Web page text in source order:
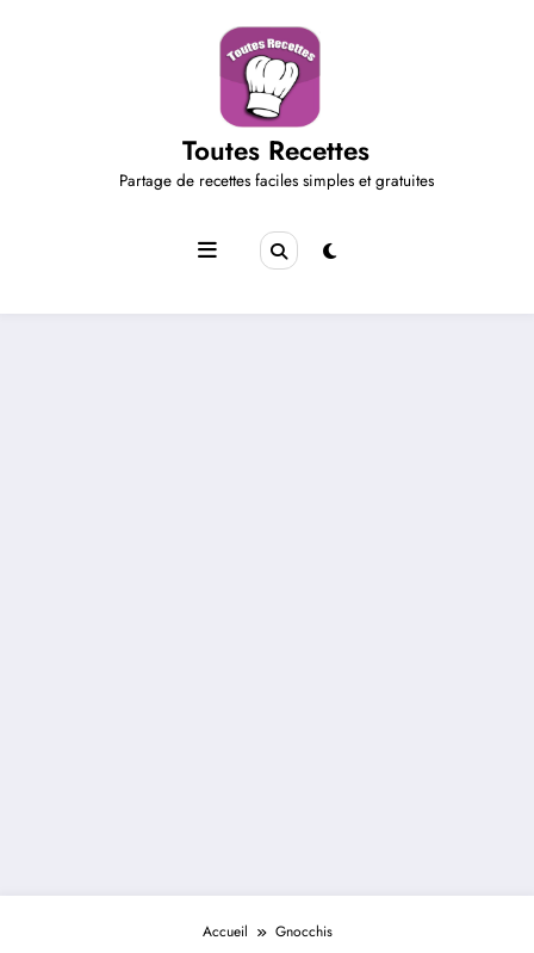
Toutes Recettes
Partage de recettes faciles simples et gratuites
Accueil Gnocchis